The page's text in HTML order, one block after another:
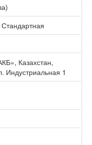
Казахстан,
Индустриальная 1